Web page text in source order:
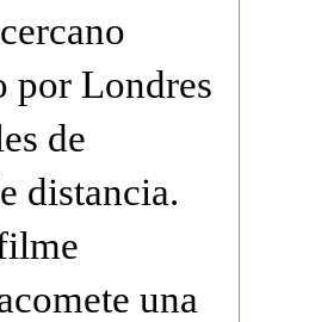
por Londres
de
distancia.
una